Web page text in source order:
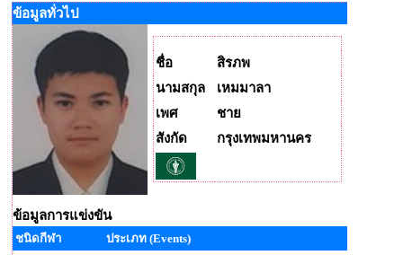
ข้อมูลทั่วไป
ชื่อ
สิรภพ
นามสกุล
เหมมาลา
เพศ
ชาย
สังกัด
กรุงเทพมหานคร
ข้อมูลการแข่งขัน
ชนิดกีฬา ประเภท (Events)